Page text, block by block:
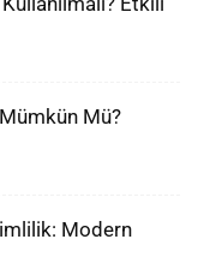
Mü?
Modern